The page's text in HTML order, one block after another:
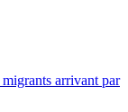
arrivant par